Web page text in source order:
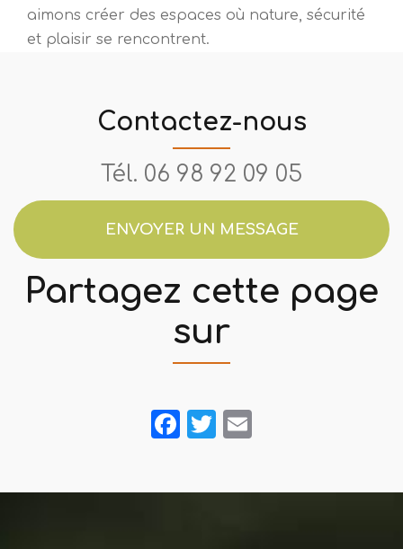
aimons créer des espaces où nature, sécurité
et plaisir se rencontrent.
Contactez-nous
Tél. 06 98 92 09 05
ENVOYER UN MESSAGE
Partagez cette page
sur
Facebook
Twitter